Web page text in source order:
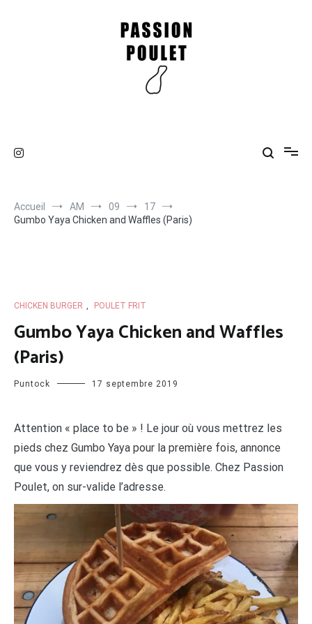
Accueil AM 09
17
Gumbo Yaya Chicken and Waffles (Paris)
CHICKEN BURGER , POULET FRIT
Gumbo Yaya Chicken and Waffles
(Paris)
Puntock 17 septembre 2019
Attention « place to be » ! Le jour où vous mettrez les
pieds chez Gumbo Yaya pour la première fois, annonce
que vous y reviendrez dès que possible. Chez Passion
Poulet, on sur-valide l’adresse.